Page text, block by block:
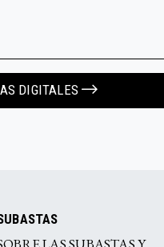
DIGITALES
LAS SUBASTAS Y